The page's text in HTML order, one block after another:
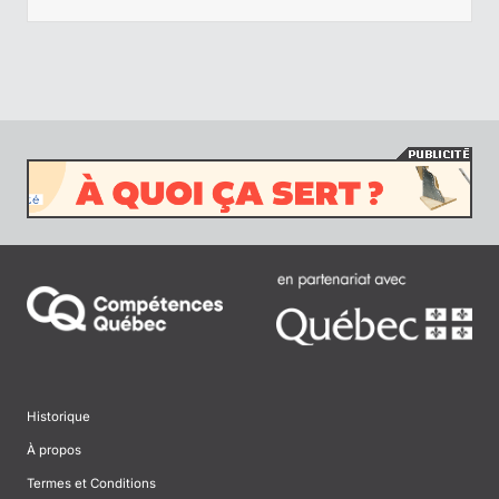
Historique
À propos
Termes et Conditions